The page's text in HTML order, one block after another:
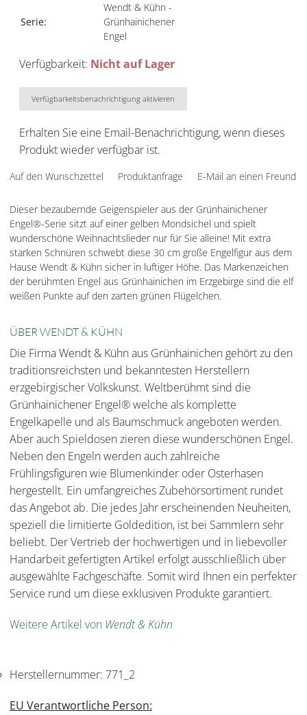
Serie:
Wendt & Kühn -
Grünhainichener
Engel
Verfügbarkeit: Nicht auf Lager
Verfügbarkeitsbenachrichtigung aktivieren
Erhalten Sie eine Email-Benachrichtigung, wenn dieses
Produkt wieder verfügbar ist.
Auf den Wunschzettel Produktanfrage E-Mail an einen Freund
Dieser bezaubernde Geigenspieler aus der Grünhainichener
Engel®-Serie sitzt auf einer gelben Mondsichel und spielt
wunderschöne Weihnachtslieder nur für Sie alleine! Mit extra
starken Schnüren schwebt diese 30 cm große Engelfigur aus dem
Hause Wendt & Kühn sicher in luftiger Höhe. Das Markenzeichen
der berühmten Engel aus Grünhainichen im Erzgebirge sind die elf
weißen Punkte auf den zarten grünen Flügelchen.
ÜBER WENDT & KÜHN
Die Firma Wendt & Kühn aus Grünhainichen gehört zu den
traditionsreichsten und bekanntesten Herstellern
erzgebirgischer Volkskunst. Weltberühmt sind die
Grünhainichener Engel® welche als komplette
Engelkapelle und als Baumschmuck angeboten werden.
Aber auch Spieldosen zieren diese wunderschönen Engel.
Neben den Engeln werden auch zahlreiche
Frühlingsfiguren wie Blumenkinder oder Osterhasen
hergestellt. Ein umfangreiches Zubehörsortiment rundet
das Angebot ab. Die jedes Jahr erscheinenden Neuheiten,
speziell die limitierte Goldedition, ist bei Sammlern sehr
beliebt. Der Vertrieb der hochwertigen und in liebevoller
Handarbeit gefertigten Artikel erfolgt ausschließlich über
ausgewählte Fachgeschäfte. Somit wird Ihnen ein perfekter
Service rund um diese exklusiven Produkte garantiert.
Weitere Artikel von Wendt & Kühn
Herstellernummer: 771_2
EU Verantwortliche Person: